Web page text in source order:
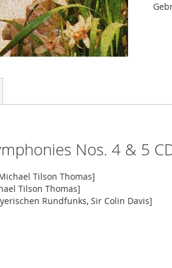
Nos. 4 & 5
Tilson Thomas]
Tilson Thomas]
Rundfunks, Sir Colin Davis]